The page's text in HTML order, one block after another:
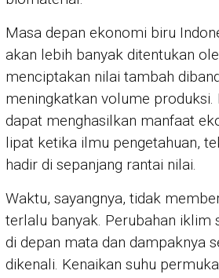
Masa depan ekonomi biru
akan lebih banyak ditentukan
menciptakan nilai tambah
meningkatkan volume produksi.
dapat menghasilkan manfaat
lipat ketika ilmu pengetahuan,
hadir di sepanjang rantai nilai.
Waktu, sayangnya, tidak
terlalu banyak. Perubahan iklim
di depan mata dan dampaknya
dikenali. Kenaikan suhu